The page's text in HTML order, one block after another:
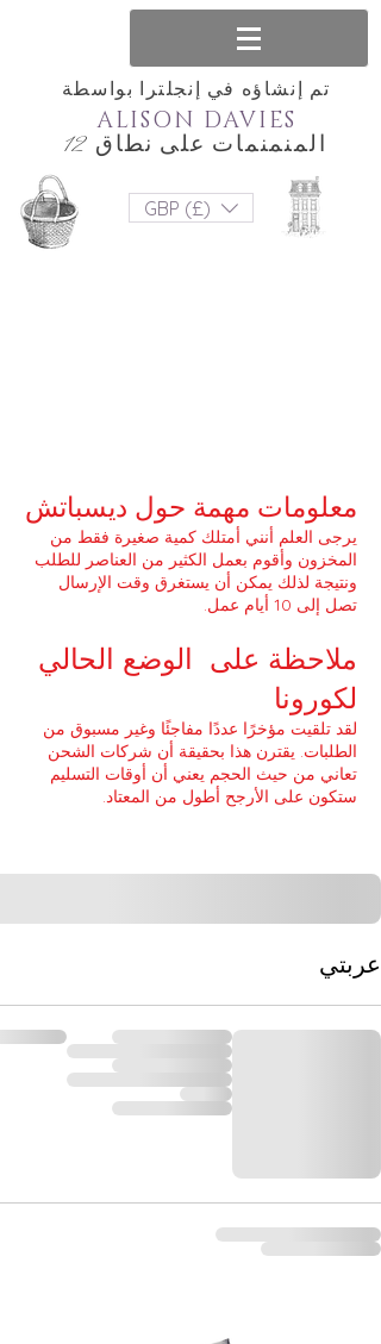
تم إنشاؤه في إنجلترا بواسطة
المنمنمات على نطاق 12
ALISON DAVIES
GBP (£)
معلومات مهمة حول ديسباتش
يرجى العلم أنني أمتلك كمية صغيرة فقط من
المخزون وأقوم بعمل الكثير من العناصر للطلب
ونتيجة لذلك يمكن أن يستغرق وقت الإرسال
تصل إلى 10 أيام عمل.
ملاحظة على الوضع الحالي
لكورونا
لقد تلقيت مؤخرًا عددًا مفاجئًا وغير مسبوق من
الطلبات. يقترن هذا بحقيقة أن شركات الشحن
تعاني من حيث الحجم يعني أن أوقات التسليم
ستكون على الأرجح أطول من المعتاد.
عربتي